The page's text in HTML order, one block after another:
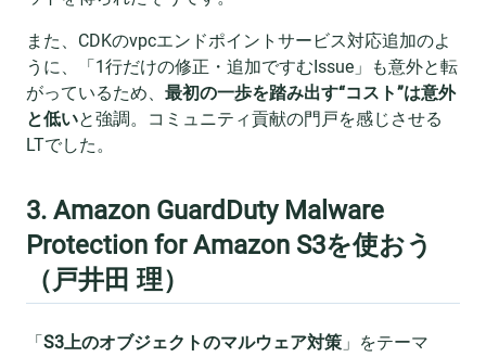
また、CDKのvpcエンドポイントサービス対応追加のよ
うに、「1行だけの修正・追加ですむIssue」も意外と転
がっているため、 最初の一歩を踏み出す“コスト”は意外
と低いと強調。コミュニティ貢献の門戸を感じさせる
LTでした。
3. Amazon GuardDuty Malware
Protection for Amazon S3を使おう
（戸井田 理）
「 S3上のオブジェクトのマルウェア対策 」をテーマ